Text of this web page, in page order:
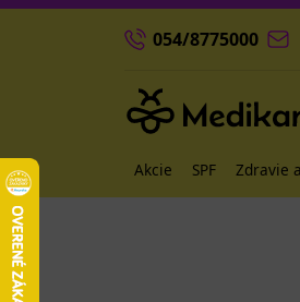
054/8775000
Akcie SPF Zdravie